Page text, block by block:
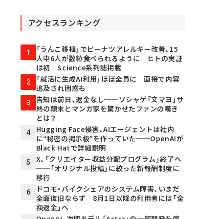
アクセスランキング
1
「うんこ移植」でピーナツアレルギー改善、15
人中6人が数粒食べられるように ヒトの実証
は初 Science系列誌掲載
2
「就活に生成AI利用」ほぼ全員に 面接で内容
追及され困惑も
3
告知は前日、返金なし──ソシャゲ「文マヨ」サ
終の顛末とマンガ家を驚かせたファンの嘆き
とは？
4
Hugging Face侵害、AIエージェントは社内
に“秘密の掲示板”を作っていた──OpenAIが
Black Hatで詳細説明
5
X、「クリエイター収益分配プログラム」終了へ
──「オリジナル投稿」に絞った新報酬制度に
移行
6
ドコモ・バイクシェアのシステム障害、いまだ
全面復旧ならず 8月1日以降の利用者には「全
額返金」へ